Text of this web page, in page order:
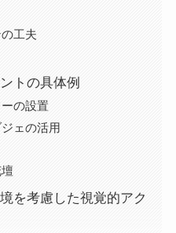
工夫
トの具体例
の設置
ェの活用
を考慮した視覚的アク